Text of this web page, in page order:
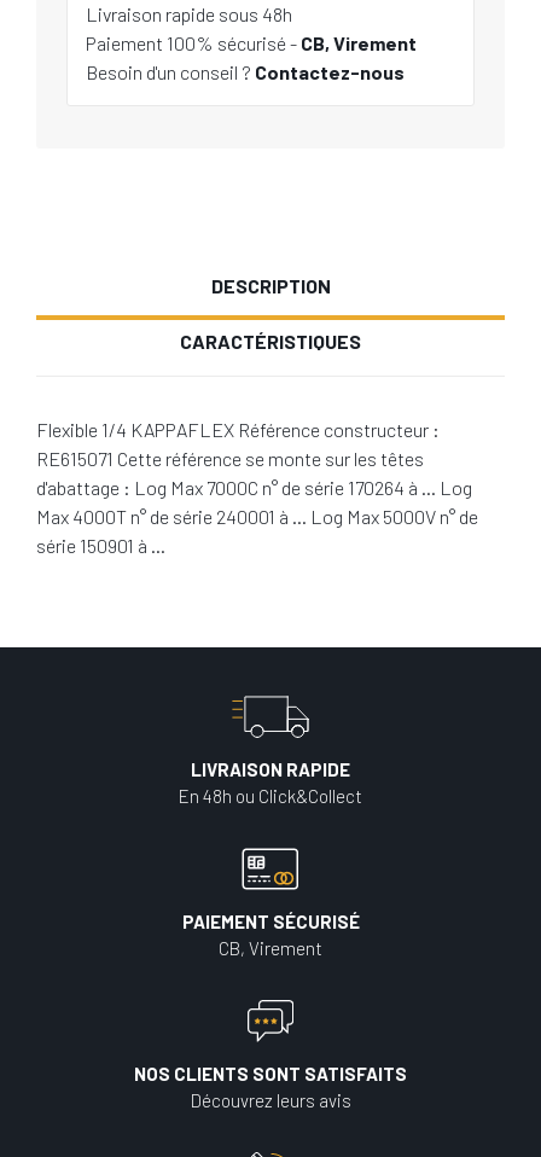
Livraison rapide sous 48h
Paiement 100% sécurisé - CB, Virement
Besoin d'un conseil ? Contactez-nous
DESCRIPTION
CARACTÉRISTIQUES
Flexible 1/4 KAPPAFLEX Référence constructeur :
RE615071 Cette référence se monte sur les têtes
d'abattage : Log Max 7000C n° de série 170264 à … Log
Max 4000T n° de série 240001 à … Log Max 5000V n° de
série 150901 à …
LIVRAISON RAPIDE
En 48h ou Click&Collect
PAIEMENT SÉCURISÉ
CB, Virement
NOS CLIENTS SONT SATISFAITS
Découvrez leurs avis